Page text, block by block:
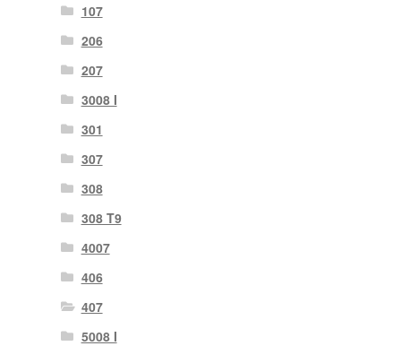
107
206
207
3008 I
301
307
308
308 T9
4007
406
407
5008 I